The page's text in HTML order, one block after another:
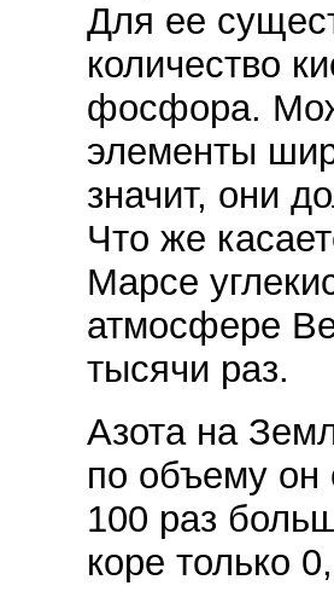
Для ее
количество
фосфора.
элементы
значит, они
Что же
Марсе
атмосфере
тысячи раз.
Азота на
по объему он
100 раз
коре только